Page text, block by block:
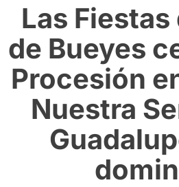
Las Fiestas
de Bueyes
Procesión
Nuestra